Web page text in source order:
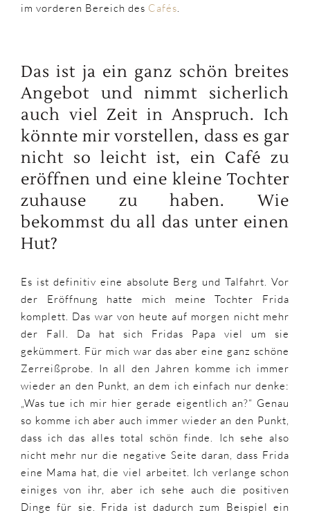
im vorderen Bereich des Cafés.
Das ist ja ein ganz schön breites
Angebot und nimmt sicherlich
auch viel Zeit in Anspruch. Ich
könnte mir vorstellen, dass es gar
nicht so leicht ist, ein Café zu
eröffnen und eine kleine Tochter
zuhause zu haben. Wie
bekommst du all das unter einen
Hut?
Es ist definitiv eine absolute Berg und Talfahrt. Vor
der Eröffnung hatte mich meine Tochter Frida
komplett. Das war von heute auf morgen nicht mehr
der Fall. Da hat sich Fridas Papa viel um sie
gekümmert. Für mich war das aber eine ganz schöne
Zerreißprobe. In all den Jahren komme ich immer
wieder an den Punkt, an dem ich einfach nur denke:
„Was tue ich mir hier gerade eigentlich an?“ Genau
so komme ich aber auch immer wieder an den Punkt,
dass ich das alles total schön finde. Ich sehe also
nicht mehr nur die negative Seite daran, dass Frida
eine Mama hat, die viel arbeitet. Ich verlange schon
einiges von ihr, aber ich sehe auch die positiven
Dinge für sie. Frida ist dadurch zum Beispiel ein